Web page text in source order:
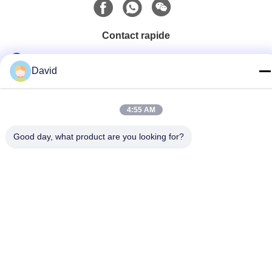
hache à hache à hache à
hache à hache en fibre deContact rapide
Adresse
David
4:55 AM
Good day, what product are you looking for?